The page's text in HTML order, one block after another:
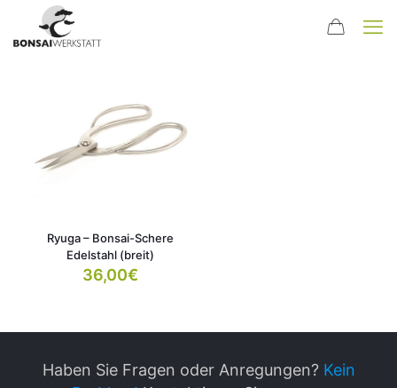
Ryuga – Bonsai-Schere
Edelstahl (breit)
36,00€
Haben Sie Fragen oder Anregungen? Kein